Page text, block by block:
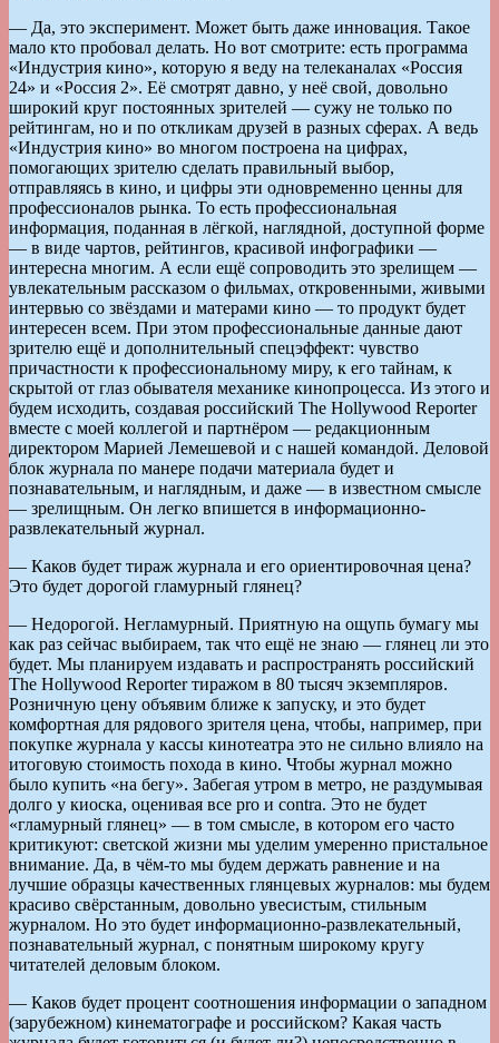
— Да, это эксперимент. Может быть даже инновация. Такое
мало кто пробовал делать. Но вот смотрите: есть программа
«Индустрия кино», которую я веду на телеканалах «Россия
24» и «Россия 2». Её смотрят давно, у неё свой, довольно
широкий круг постоянных зрителей — сужу не только по
рейтингам, но и по откликам друзей в разных сферах. А ведь
«Индустрия кино» во многом построена на цифрах,
помогающих зрителю сделать правильный выбор,
отправляясь в кино, и цифры эти одновременно ценны для
профессионалов рынка. То есть профессиональная
информация, поданная в лёгкой, наглядной, доступной форме
— в виде чартов, рейтингов, красивой инфографики —
интересна многим. А если ещё сопроводить это зрелищем —
увлекательным рассказом о фильмах, откровенными, живыми
интервью со звёздами и матерами кино — то продукт будет
интересен всем. При этом профессиональные данные дают
зрителю ещё и дополнительный спецэффект: чувство
причастности к профессиональному миру, к его тайнам, к
скрытой от глаз обывателя механике кинопроцесса. Из этого и
будем исходить, создавая российский The Hollywood Reporter
вместе с моей коллегой и партнёром — редакционным
директором Марией Лемешевой и с нашей командой. Деловой
блок журнала по манере подачи материала будет и
познавательным, и наглядным, и даже — в известном смысле
— зрелищным. Он легко впишется в информационно-
развлекательный журнал.
— Каков будет тираж журнала и его ориентировочная цена?
Это будет дорогой гламурный глянец?
— Недорогой. Негламурный. Приятную на ощупь бумагу мы
как раз сейчас выбираем, так что ещё не знаю — глянец ли это
будет. Мы планируем издавать и распространять российский
The Hollywood Reporter тиражом в 80 тысяч экземпляров.
Розничную цену объявим ближе к запуску, и это будет
комфортная для рядового зрителя цена, чтобы, например, при
покупке журнала у кассы кинотеатра это не сильно влияло на
итоговую стоимость похода в кино. Чтобы журнал можно
было купить «на бегу». Забегая утром в метро, не раздумывая
долго у киоска, оценивая все pro и contra. Это не будет
«гламурный глянец» — в том смысле, в котором его часто
критикуют: светской жизни мы уделим умеренно пристальное
внимание. Да, в чём-то мы будем держать равнение и на
лучшие образцы качественных глянцевых журналов: мы будем
красиво свёрстанным, довольно увесистым, стильным
журналом. Но это будет информационно-развлекательный,
познавательный журнал, с понятным широкому кругу
читателей деловым блоком.
— Каков будет процент соотношения информации о западном
(зарубежном) кинематографе и российском? Какая часть